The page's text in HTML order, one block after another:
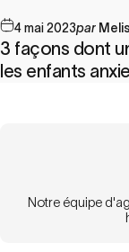
4 mai 2023par
3 façons dont
les enfants
Notre équipe